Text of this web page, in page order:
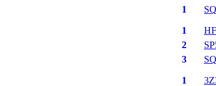
1
1
2
3
1